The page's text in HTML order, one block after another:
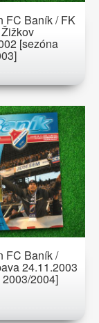
FC Baník / FK
[sezóna
FC Baník /
24.11.2003
2004]